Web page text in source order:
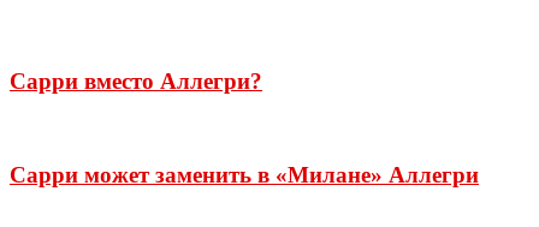
Сарри вместо Аллегри?
Сарри может заменить в «Милане» Аллегри